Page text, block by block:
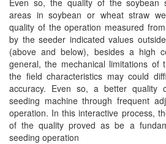
Even so, the quality of the soybean
areas in soybean or wheat straw
quality of the operation measured
by the seeder indicated values
(above and below), besides a high
general, the mechanical limitations of
the field characteristics may could
accuracy. Even so, a better quality
seeding machine through frequent
operation. In this interactive process,
of the quality proved as be a
seeding operation